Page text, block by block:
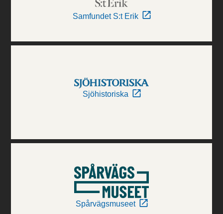
Samfundet S:t Erik
Sjöhistoriska
Spårvägsmuseet